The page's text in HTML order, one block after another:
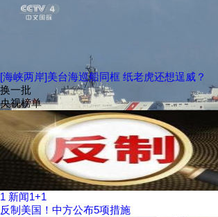
[海峡两岸]美台海巡船同框 纸老虎还想逞威？
换一批
央视榜单
1 新闻1+1
反制美国！中方公布5项措施